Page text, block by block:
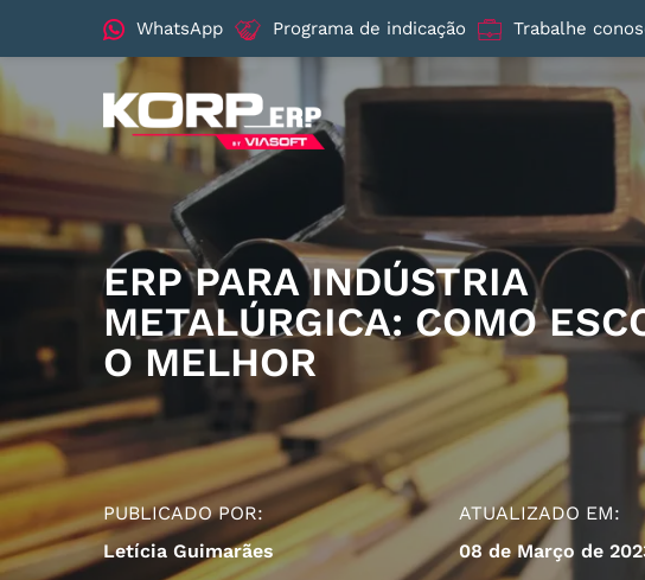
WhatsApp Programa de indicação Trabalhe
ERP PARA INDÚSTRIA
METALÚRGICA: COMO
O MELHOR
PUBLICADO POR:
Letícia Guimarães
ATUALIZADO EM:
08 de Março de